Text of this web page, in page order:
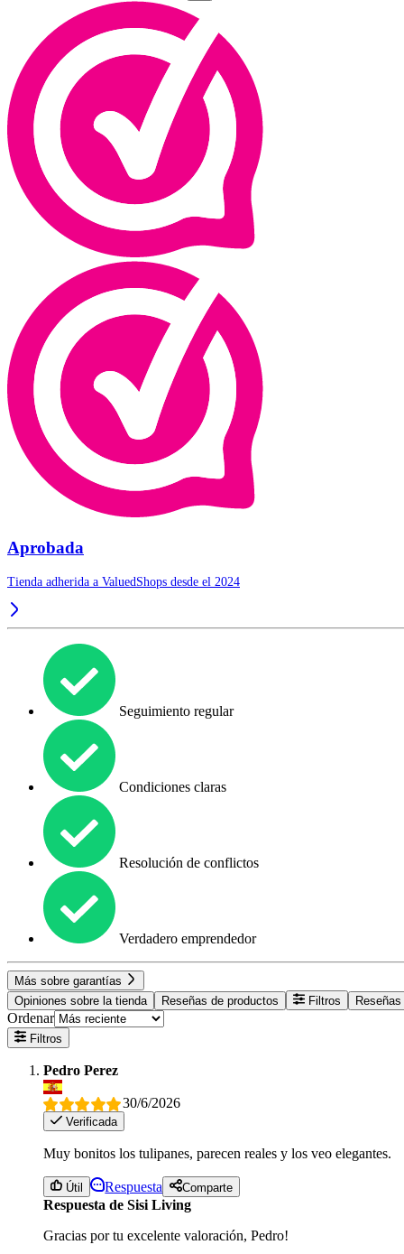
Aprobada
Tienda adherida a ValuedShops desde el 2024
Seguimiento regular
Condiciones claras
Resolución de conflictos
Verdadero emprendedor
Más sobre garantías
Opiniones sobre la tienda
Reseñas de productos Filtros
Ordenar
Filtros
Pedro Perez
30/6/2026
Verificada
Muy bonitos los tulipanes, parecen reales y los veo elegantes.
Útil Respuesta Comparte
Respuesta de Sisi Living
Gracias por tu excelente valoración, Pedro!